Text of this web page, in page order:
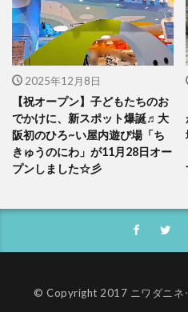
2025年12月8日
【祝オープン】子どもたちのお
でかけに、新スポット爆誕♬大
阪初のひろ~い屋内遊び場「ち
きゅうのにわ」が11月28日オー
プンしました☆彡
© Copyright 2017 ニワダニネ